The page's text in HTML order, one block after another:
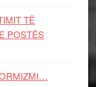
TË
POSTËS